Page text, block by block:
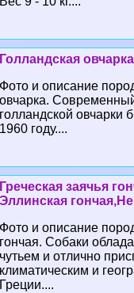
Голландская
Фото и описание
овчарка.
голландской овчарки
1960 году....
Греческая заячья
Эллинская
Фото и описание
гончая. Собаки
чутьем и отлично
климатическим и
Греции....